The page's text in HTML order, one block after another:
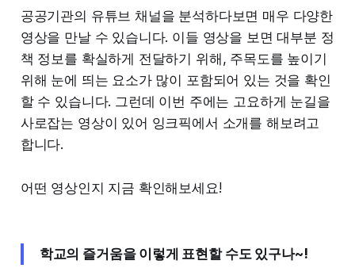
공공기관의 유튜브 채널을 분석하다보면 매우 다양한
영상을 만날 수 있습니다. 이들 영상을 보면 대부분 정
책 정보를 확실하게 전달하기 위해, 주목도를 높이기
위해 눈에 띄는 요소가 많이 포함되어 있는 것을 확인
할 수 있습니다. 그런데 이번 주에는 고요하게 눈길을
사로잡는 영상이 있어 잉크픽에서 소개를 해보려고
합니다.
어떤 영상인지 지금 확인해보세요!
학교의 즐거움을 이렇게 표현할 수도 있구나~!